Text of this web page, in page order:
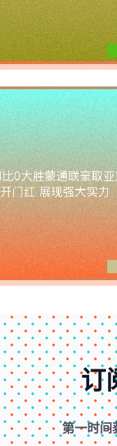
订
第一时间